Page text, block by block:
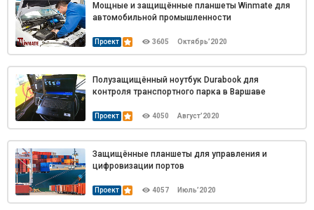
Проект 3605 Октябрь’2020
Мощные и защищённые планшеты Winmate для
автомобильной промышленности
Проект 4050 Август’2020
Полузащищённый ноутбук Durabook для
контроля транспортного парка в Варшаве
Проект 4057 Июль’2020
Защищённые планшеты для управления и
цифровизации портов